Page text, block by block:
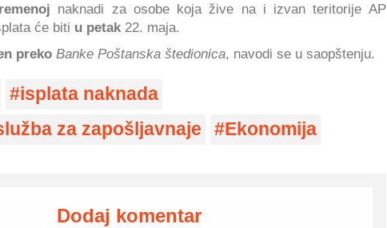
naknadi za osobe koja žive na i izvan teritorije AP
će biti u petak 22. maja.
preko Banke Poštanska štedionica, navodi se u saopštenju.
isplata naknada
za zapošljavnaje
Ekonomija
Dodaj komentar